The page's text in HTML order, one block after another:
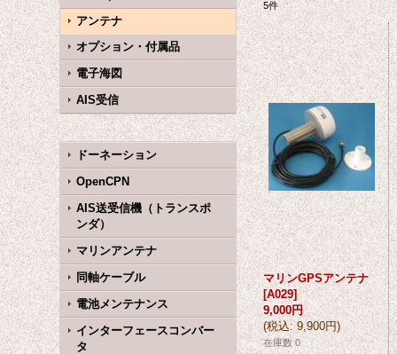
アンテナ
オプション・付属品
電子海図
AIS受信
ドーネーション
OpenCPN
AIS送受信機（トランスポ
ンダ）
マリンアンテナ
同軸ケーブル
電池メンテナンス
インターフェースコンバー
タ
5件
マリンGPSアンテナ
[A029]
9,000円
(税込: 9,900円)
在庫数 0